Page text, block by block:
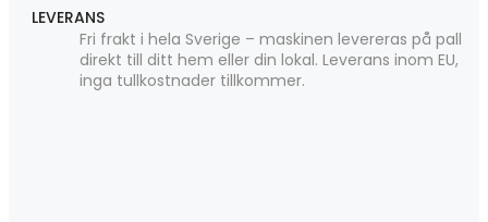
LEVERANS
Fri frakt i hela Sverige – maskinen levereras på pall
direkt till ditt hem eller din lokal. Leverans inom EU,
inga tullkostnader tillkommer.